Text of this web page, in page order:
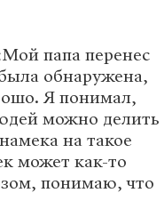
папа перенес
обнаружена,
Я понимал,
можно делить
на такое
может как-то
понимаю, что